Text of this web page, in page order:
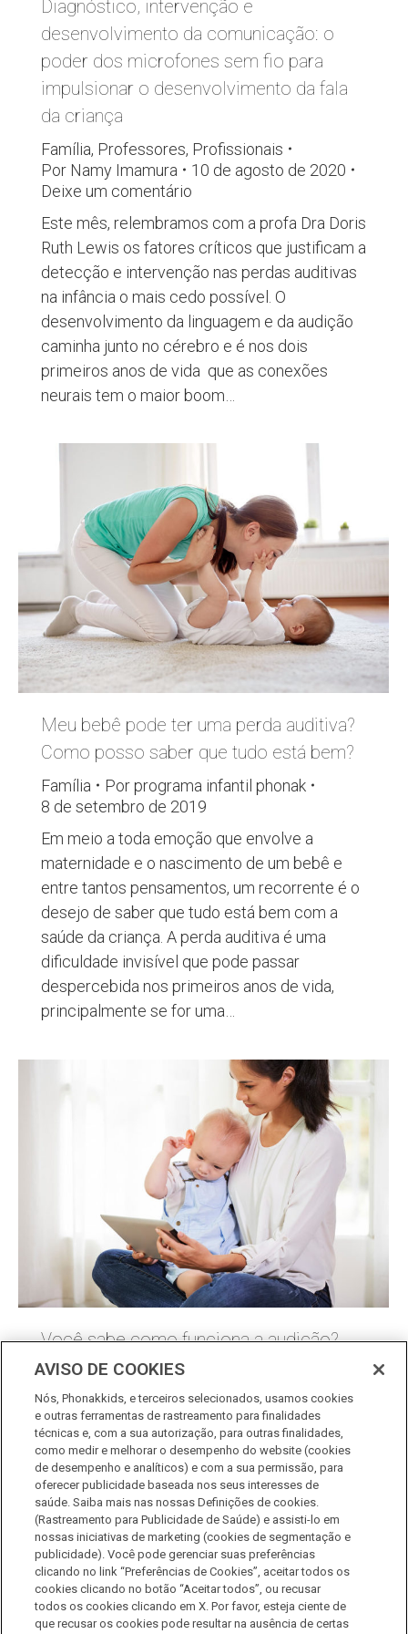
Diagnóstico, intervenção e
desenvolvimento da comunicação: o
poder dos microfones sem fio para
impulsionar o desenvolvimento da fala
da criança
Família, Professores, Profissionais
Por Namy Imamura
10 de agosto de 2020
Deixe um comentário
Este mês, relembramos com a profa Dra Doris
Ruth Lewis os fatores críticos que justificam a
detecção e intervenção nas perdas auditivas
na infância o mais cedo possível. O
desenvolvimento da linguagem e da audição
caminha junto no cérebro e é nos dois
primeiros anos de vida que as conexões
neurais tem o maior boom…
Meu bebê pode ter uma perda auditiva?
Como posso saber que tudo está bem?
Família Por programa infantil phonak
8 de setembro de 2019
Em meio a toda emoção que envolve a
maternidade e o nascimento de um bebê e
entre tantos pensamentos, um recorrente é o
desejo de saber que tudo está bem com a
saúde da criança. A perda auditiva é uma
dificuldade invisível que pode passar
despercebida nos primeiros anos de vida,
principalmente se for uma…
Você sabe como funciona a audição?
Família,Professores
Porprograma infantil phonak
7 de setembro de 2019
Ouvir é habilidade essencial para o
desenvolvimento humano. No entanto,
problemas auditivos, sejam temporários ou
permanentes, são invisíveis e mais frequentes
do que podemos imaginar. A audição é um
sentido que começa a funcionar antes
mesmo de nascermos. A partir do sexto mês
de gestação ela já está ativa. Dependemos da
AVISO DE COOKIES
Nós, Phonakkids, e terceiros selecionados, usamos cookies
e outras ferramentas de rastreamento para finalidades
técnicas e, com a sua autorização, para outras finalidades,
como medir e melhorar o desempenho do website (cookies
de desempenho e analíticos) e com a sua permissão, para
oferecer publicidade baseada nos seus interesses de
saúde. Saiba mais nas nossas Definições de cookies.
(Rastreamento para Publicidade de Saúde) e assisti-lo em
nossas iniciativas de marketing (cookies de segmentação e
publicidade). Você pode gerenciar suas preferências
clicando no link “Preferências de Cookies”, aceitar todos os
cookies clicando no botão “Aceitar todos”, ou recusar
todos os cookies clicando em X. Por favor, esteja ciente de
que recusar os cookies pode resultar na ausência de certas